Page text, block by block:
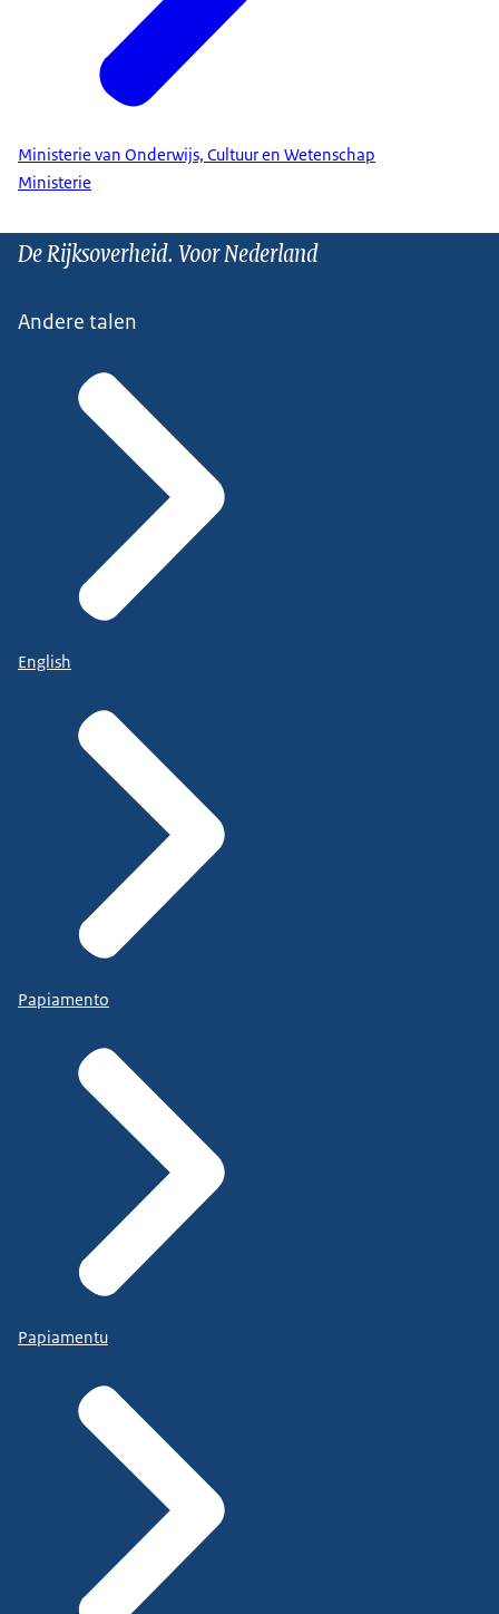
Ministerie van Onderwijs, Cultuur en Wetenschap
Ministerie
De Rijksoverheid. Voor Nederland
Andere talen
English
Papiamento
Papiamentu